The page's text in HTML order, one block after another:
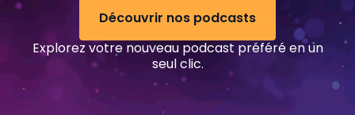
Découvrir nos podcasts
Explorez votre nouveau podcast préféré en un
seul clic.